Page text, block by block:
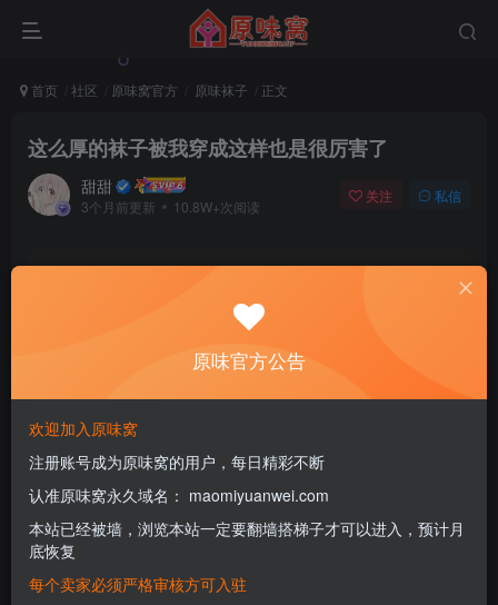
首页 社区 原味窝官方 原味袜子 正文
这么厚的袜子被我穿成这样也是很厉害了
甜甜
3个月前更新 10.8W+次阅读
关注 私信
登录后继续查看
原味官方公告
欢迎加入原味窝
注册账号成为原味窝的用户，每日精彩不断
认准原味窝永久域名： maomiyuanwei.com
本站已经被墙，浏览本站一定要翻墙搭梯子才可以进入，预计月
底恢复
每个卖家必须严格审核方可入驻